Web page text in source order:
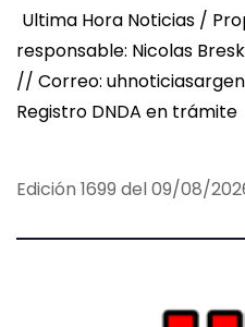
Ultima Hora Noticias /
responsable: Nicolas
// Correo:
Registro DNDA en trámite
Edición 1699 del 09/08/